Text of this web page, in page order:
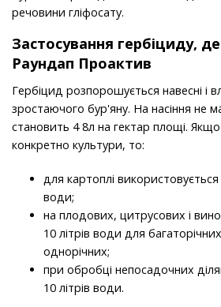
речовини гліфосату.
Застосування гербіциду,
Раундап Проактив
Гербіцид розпорошується навесні і
зростаючого бур'яну. На насіння не
становить 4 8л на гектар площі.
конкретно культури, то:
для картоплі використовується
води;
на плодових, цитрусових і
10 літрів води для
однорічних;
при обробці непосадочних
10 літрів води.